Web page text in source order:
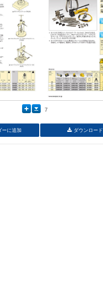
7
ーに追加 ダウンロード